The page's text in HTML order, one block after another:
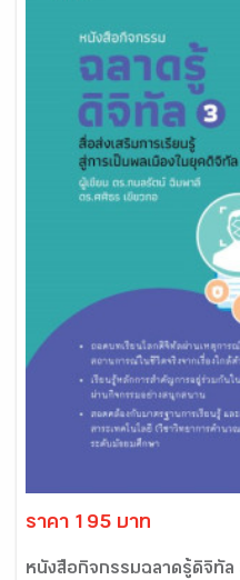
ราคา 195 บาท
หนังสือกิจกรรมฉลาดรู้ดิจิทัล